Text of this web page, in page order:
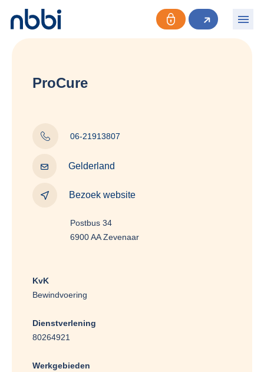
ProCure
06-21913807
Gelderland
Bezoek website
Postbus 34
6900 AA Zevenaar
KvK
Bewindvoering
Dienstverlening
80264921
Werkgebieden